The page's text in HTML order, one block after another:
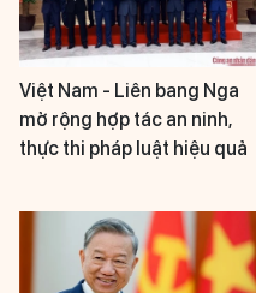
Việt Nam - Liên bang Nga
mở rộng hợp tác an ninh,
thực thi pháp luật hiệu quả